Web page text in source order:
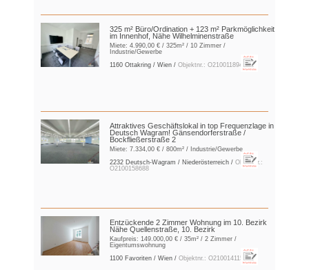
325 m² Büro/Ordination + 123 m² Parkmöglichkeit
im Innenhof, Nähe Wilhelminenstraße
Miete: 4.990,00 € / 325m² / 10 Zimmer /
Industrie/Gewerbe
1160 Ottakring / Wien / Objektnr.: O2100118941
Attraktives Geschäftslokal in top Frequenzlage in
Deutsch Wagram! Gänsendorferstraße /
Bockfließerstraße 2
Miete: 7.334,00 € / 800m² / Industrie/Gewerbe
2232 Deutsch-Wagram / Niederösterreich / Objektnr.:
O2100158688
Entzückende 2 Zimmer Wohnung im 10. Bezirk
Nähe Quellenstraße, 10. Bezirk
Kaufpreis: 149.000,00 € / 35m² / 2 Zimmer /
Eigentumswohnung
1100 Favoriten / Wien / Objektnr.: O2100141157